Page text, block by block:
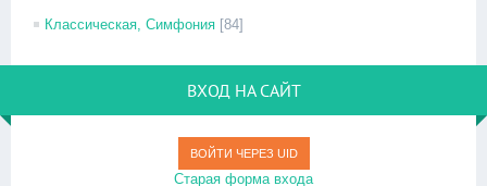
Классическая, Симфония [84]
ВХОД НА САЙТ
ВОЙТИ ЧЕРЕЗ UID
Старая форма входа